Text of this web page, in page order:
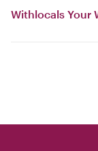
Withlocals Your